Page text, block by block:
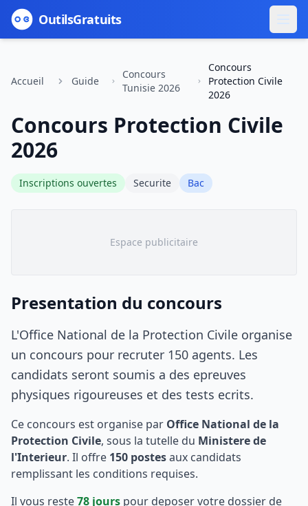
OutilsGratuits
Accueil Guide
Concours
Tunisie 2026
Concours
Protection Civile
2026
Concours Protection Civile
2026
Inscriptions ouvertes Securite Bac
Espace publicitaire
Presentation du concours
L'Office National de la Protection Civile organise
un concours pour recruter 150 agents. Les
candidats seront soumis a des epreuves
physiques rigoureuses et des tests ecrits.
Ce concours est organise par Office National de la
Protection Civile, sous la tutelle du Ministere de
l'Interieur. Il offre 150 postesaux candidats
remplissant les conditions requises.
Il vous reste78 jours pour deposer votre dossier de